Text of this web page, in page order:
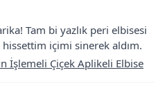
Tam bi yazlık peri elbisesi
içimi sinerek aldım.
İşlemeli Çiçek Aplikeli Elbise